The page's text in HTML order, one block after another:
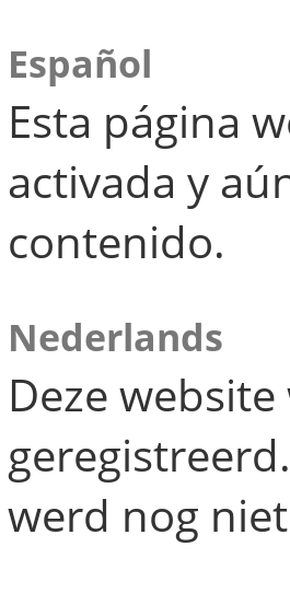
Español
Esta página
activada y
contenido.
Nederlands
Deze
werd nog